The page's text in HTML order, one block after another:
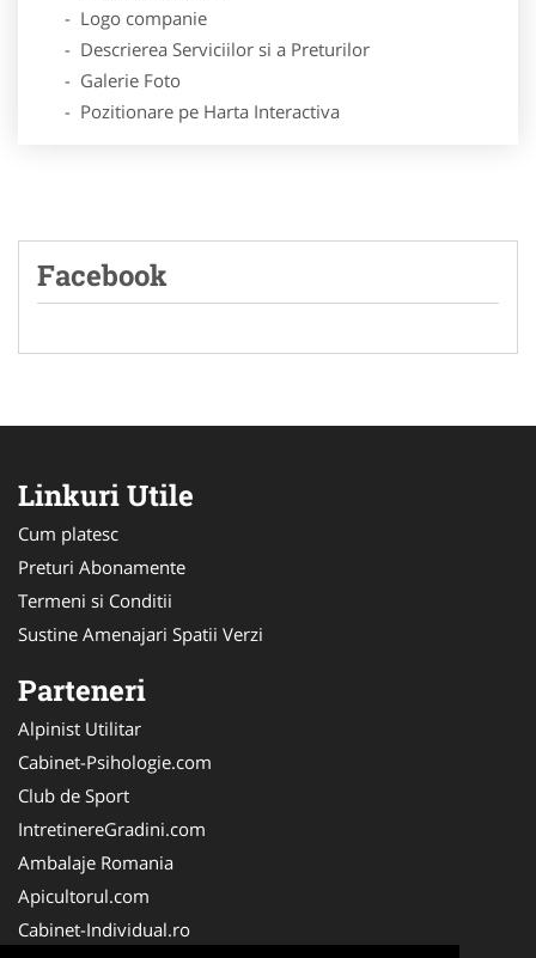
- Logo companie
- Descrierea Serviciilor si a Preturilor
- Galerie Foto
- Pozitionare pe Harta Interactiva
Facebook
Linkuri Utile
Cum platesc
Preturi Abonamente
Termeni si Conditii
Sustine Amenajari Spatii Verzi
Parteneri
Alpinist Utilitar
Cabinet-Psihologie.com
Club de Sport
IntretinereGradini.com
Ambalaje Romania
Apicultorul.com
Cabinet-Individual.ro